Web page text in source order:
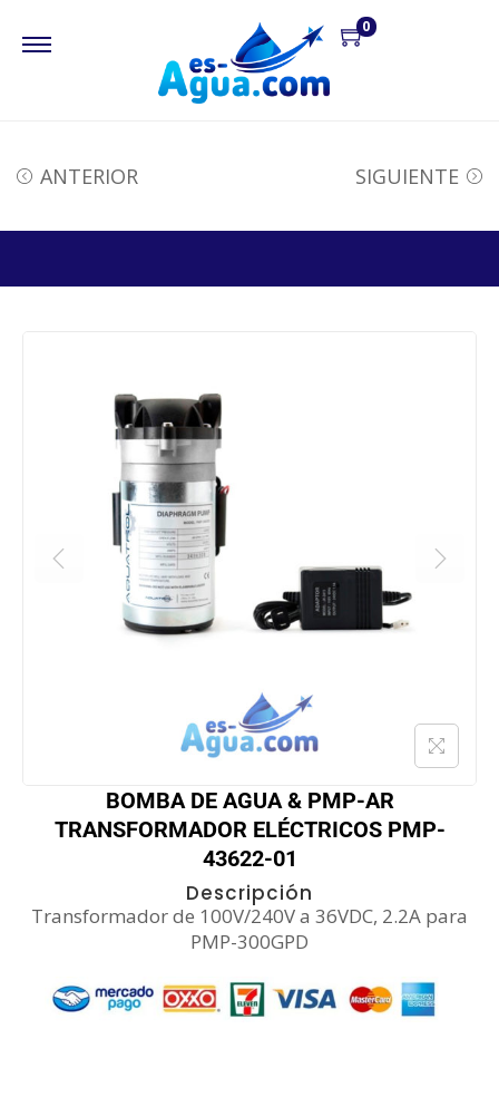
0
ANTERIOR SIGUIENTE
BOMBA DE AGUA & PMP-AR
TRANSFORMADOR ELÉCTRICOS PMP-
43622-01
Descripción
Transformador de 100V/240V a 36VDC, 2.2A para
PMP-300GPD